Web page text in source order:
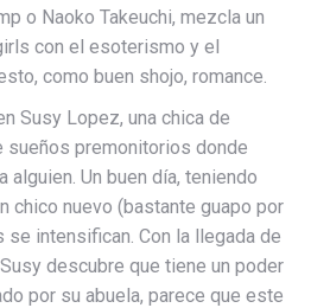
o Naoko Takeuchi, mezcla un
con el esoterismo y el
como buen shojo, romance.
Susy Lopez, una chica de
sueños premonitorios donde
alguien. Un buen día, teniendo
chico nuevo (bastante guapo por
intensifican. Con la llegada de
descubre que tiene un poder
por su abuela, parece que este